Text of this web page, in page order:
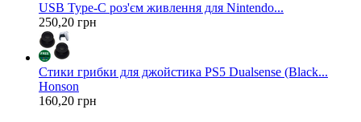
USB Type-C роз'єм живлення для Nintendo...
250,20 грн
Стики грибки для джойстика PS5 Dualsense (Black...
Honson
160,20 грн